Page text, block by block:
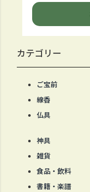
カテゴリー
ご宝前
線香
仏具
神具
雑貨
食品・飲料
書籍・楽譜